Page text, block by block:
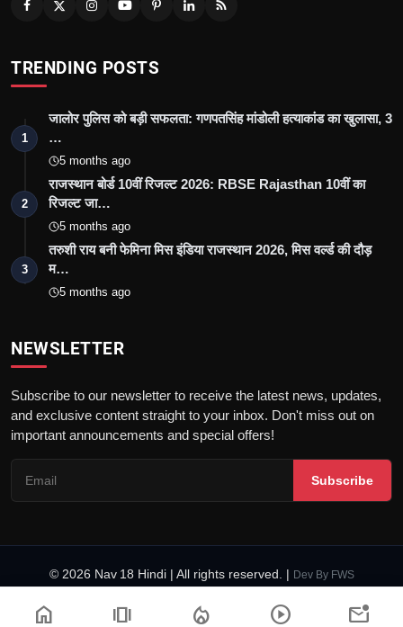
TRENDING POSTS
1
जालोर पुलिस को बड़ी सफलता: गणपतसिंह मांडोली हत्याकांड का खुलासा, 3
…
5 months ago
2
राजस्थान बोर्ड 10वीं रिजल्ट 2026: RBSE Rajasthan 10वीं का
रिजल्ट जा…
5 months ago
3
तरुशी राय बनी फेमिना मिस इंडिया राजस्थान 2026, मिस वर्ल्ड की दौड़
म…
5 months ago
NEWSLETTER
Subscribe to our newsletter to receive the latest news, updates,
and exclusive content straight to your inbox. Don't miss out on
important announcements and special offers!
Subscribe
© 2026 Nav 18 Hindi | All rights reserved. | Dev By FWS
डिजिटल समाचार वेबसाइटों के लिए आचार संहिता
home amp_stories local_fire_department play_circle mark_email_unread